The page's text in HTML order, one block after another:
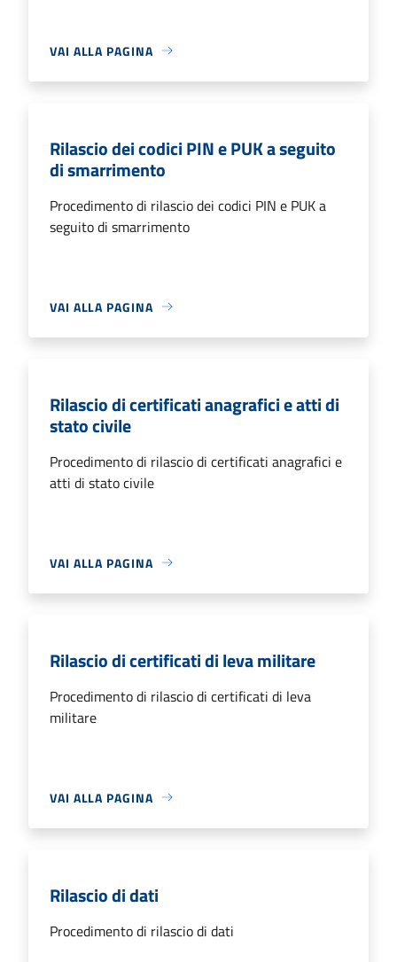
VAI ALLA PAGINA
Rilascio dei codici PIN e PUK a seguito
di smarrimento
Procedimento di rilascio dei codici PIN e PUK a
seguito di smarrimento
VAI ALLA PAGINA
Rilascio di certificati anagrafici e atti di
stato civile
Procedimento di rilascio di certificati anagrafici e
atti di stato civile
VAI ALLA PAGINA
Rilascio di certificati di leva militare
Procedimento di rilascio di certificati di leva
militare
VAI ALLA PAGINA
Rilascio di dati
Procedimento di rilascio di dati